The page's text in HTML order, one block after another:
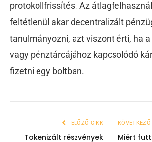
protokollfrissítés. Az
feltétlenül akar decentralizált
tanulmányozni, azt viszont érti, ha
vagy pénztárcájához kapcsolódó
fizetni egy boltban.
ELŐZŐ CIKK
Tokenizált részvények
KÖVETKEZŐ
Miért